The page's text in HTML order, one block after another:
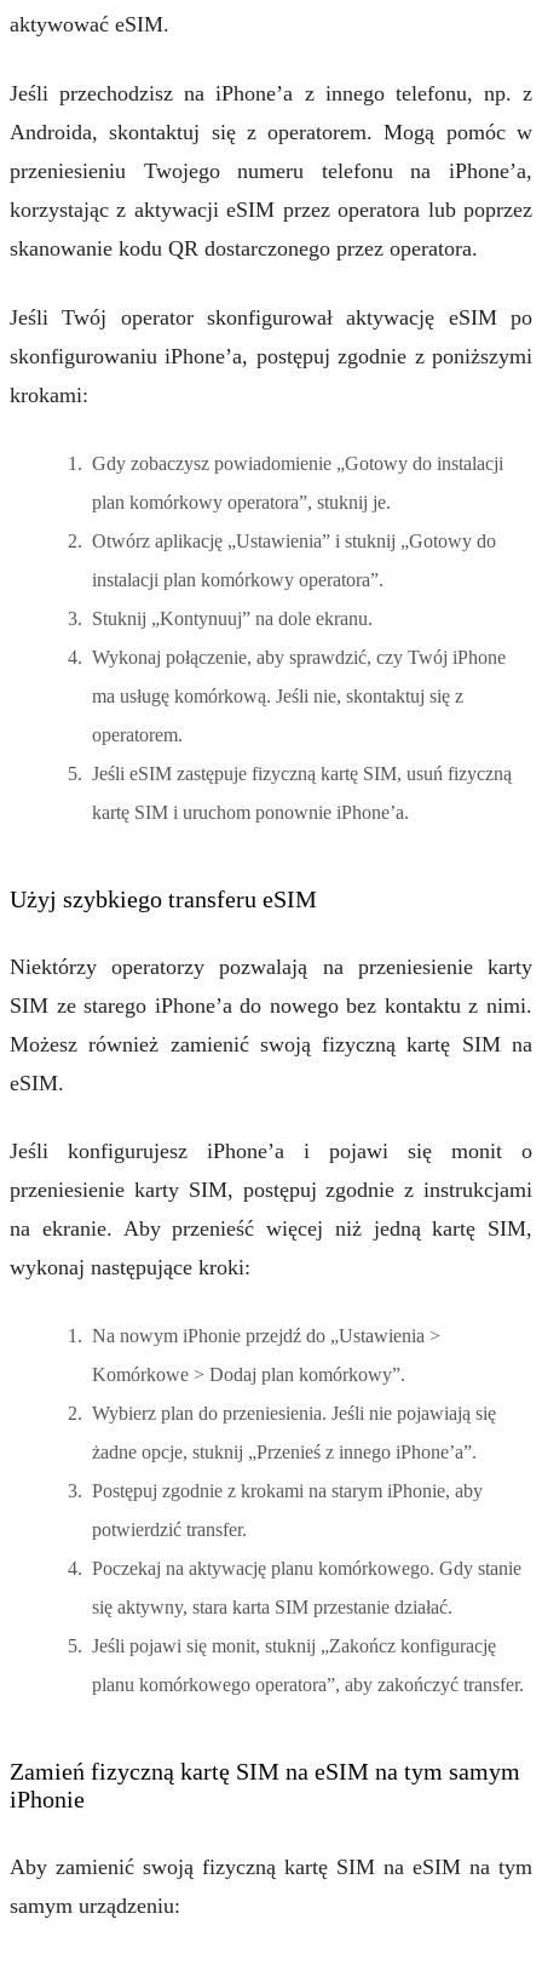
aktywować eSIM.
Jeśli przechodzisz na iPhone’a z innego telefonu, np. z
Androida, skontaktuj się z operatorem. Mogą pomóc w
przeniesieniu Twojego numeru telefonu na iPhone’a,
korzystając z aktywacji eSIM przez operatora lub poprzez
skanowanie kodu QR dostarczonego przez operatora.
Jeśli Twój operator skonfigurował aktywację eSIM po
skonfigurowaniu iPhone’a, postępuj zgodnie z poniższymi
krokami:
Gdy zobaczysz powiadomienie „Gotowy do instalacji
plan komórkowy operatora”, stuknij je.
Otwórz aplikację „Ustawienia” i stuknij „Gotowy do
instalacji plan komórkowy operatora”.
Stuknij „Kontynuuj” na dole ekranu.
Wykonaj połączenie, aby sprawdzić, czy Twój iPhone
ma usługę komórkową. Jeśli nie, skontaktuj się z
operatorem.
Jeśli eSIM zastępuje fizyczną kartę SIM, usuń fizyczną
kartę SIM i uruchom ponownie iPhone’a.
Użyj szybkiego transferu eSIM
Niektórzy operatorzy pozwalają na przeniesienie karty
SIM ze starego iPhone’a do nowego bez kontaktu z nimi.
Możesz również zamienić swoją fizyczną kartę SIM na
eSIM.
Jeśli konfigurujesz iPhone’a i pojawi się monit o
przeniesienie karty SIM, postępuj zgodnie z instrukcjami
na ekranie. Aby przenieść więcej niż jedną kartę SIM,
wykonaj następujące kroki:
Na nowym iPhonie przejdź do „Ustawienia >
Komórkowe > Dodaj plan komórkowy”.
Wybierz plan do przeniesienia. Jeśli nie pojawiają się
żadne opcje, stuknij „Przenieś z innego iPhone’a”.
Postępuj zgodnie z krokami na starym iPhonie, aby
potwierdzić transfer.
Poczekaj na aktywację planu komórkowego. Gdy stanie
się aktywny, stara karta SIM przestanie działać.
Jeśli pojawi się monit, stuknij „Zakończ konfigurację
planu komórkowego operatora”, aby zakończyć transfer.
Zamień fizyczną kartę SIM na eSIM na tym samym
iPhonie
Aby zamienić swoją fizyczną kartę SIM na eSIM na tym
samym urządzeniu: